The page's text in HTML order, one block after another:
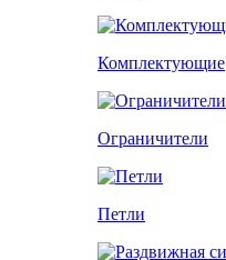
Комплектующие
Ограничители
Петли